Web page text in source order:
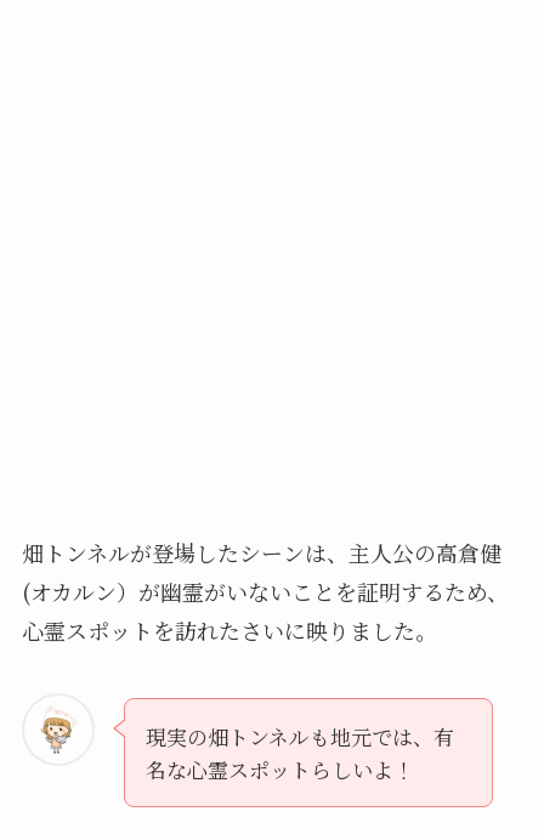
畑トンネルが登場したシーンは、主人公の高倉健
(オカルン）が幽霊がいないことを証明するため、
心霊スポットを訪れたさいに映りました。
現実の畑トンネルも地元では、有
名な心霊スポットらしいよ！